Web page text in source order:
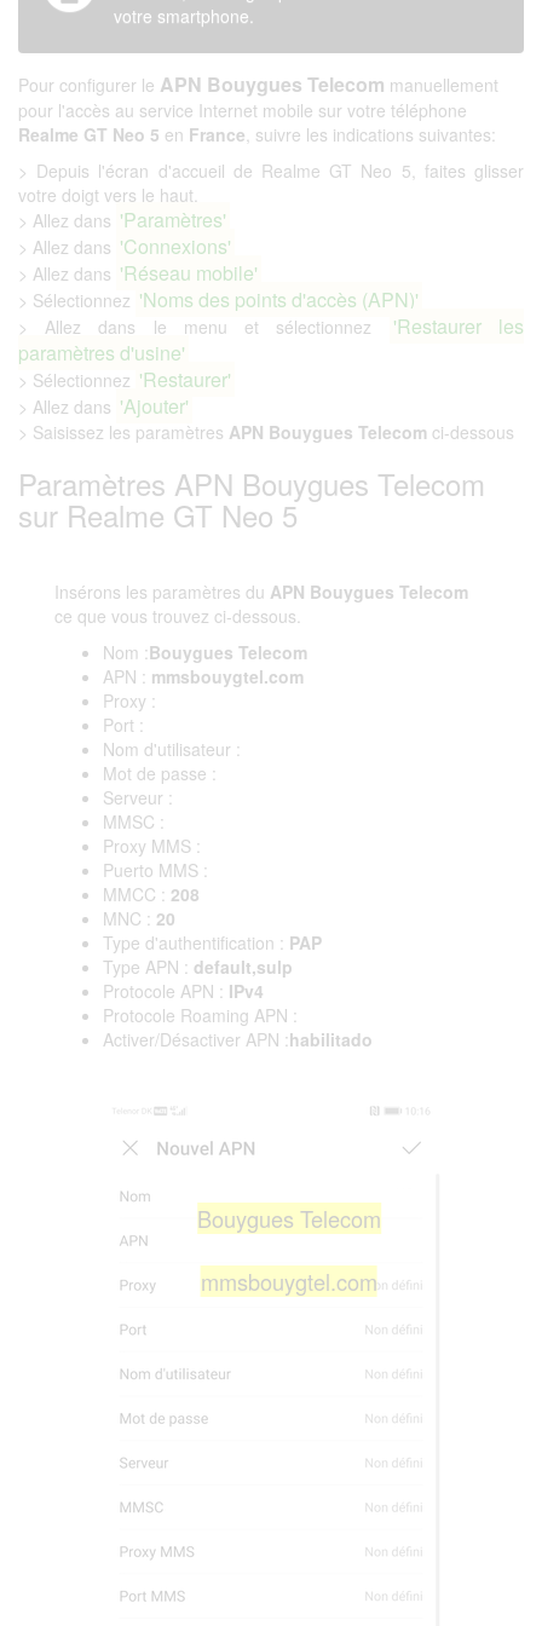
votre smartphone.
Pour configurer le APN Bouygues Telecom manuellement
pour l'accès au service Internet mobile sur votre téléphone
Realme GT Neo 5 en France, suivre les indications suivantes:
> Depuis l'écran d'accueil de Realme GT Neo 5, faites glisser
votre doigt vers le haut.
> Allez dans 'Paramètres'
> Allez dans 'Connexions'
> Allez dans 'Réseau mobile'
> Sélectionnez 'Noms des points d'accès (APN)'
> Allez dans le menu et sélectionnez
'Restaurer les
paramètres d'usine'
> Sélectionnez 'Restaurer'
> Allez dans 'Ajouter'
> Saisissez les paramètres APN Bouygues Telecom ci-dessous
Paramètres APN Bouygues Telecom
sur Realme GT Neo 5
Insérons les paramètres du APN Bouygues Telecom
ce que vous trouvez ci-dessous.
Nom :Bouygues Telecom
APN : mmsbouygtel.com
Proxy :
Port :
Nom d'utilisateur :
Mot de passe :
Serveur :
MMSC :
Proxy MMS :
Puerto MMS :
MMCC : 208
MNC : 20
Type d'authentification : PAP
Type APN : default,sulp
Protocole APN : IPv4
Protocole Roaming APN :
Activer/Désactiver APN :habilitado
mmsbouygtel.com
Bouygues Telecom